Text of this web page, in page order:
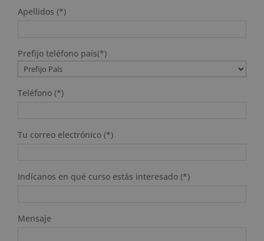
Apellidos (*)
Prefijo teléfono país(*)
Teléfono (*)
Tu correo electrónico (*)
Indícanos en qué curso estás interesado (*)
Mensaje